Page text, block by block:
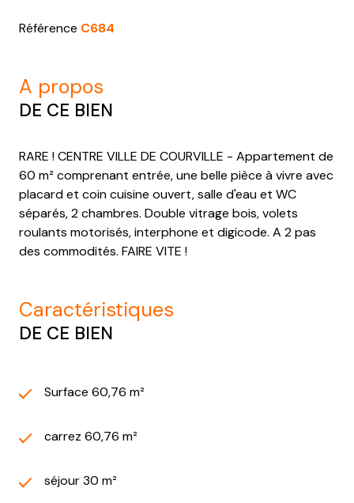
Référence C684
a propos
DE CE BIEN
RARE ! CENTRE VILLE DE COURVILLE - Appartement de
60 m² comprenant entrée, une belle pièce à vivre avec
placard et coin cuisine ouvert, salle d'eau et WC
séparés, 2 chambres. Double vitrage bois, volets
roulants motorisés, interphone et digicode. A 2 pas
des commodités. FAIRE VITE !
caractéristiques
DE CE BIEN
Surface 60,76 m²
carrez 60,76 m²
séjour 30 m²